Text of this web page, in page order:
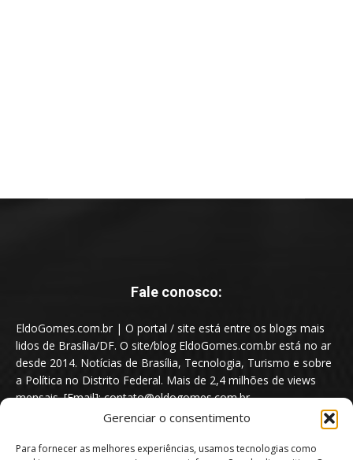
Gerenciar o consentimento
Para fornecer as melhores experiências, usamos tecnologias como
Fale conosco:
EldoGomes.com.br | O portal / site está entre os blogs mais
lidos de Brasília/DF. O site/blog EldoGomes.com.br está no ar
desde 2014. Notícias de Brasília, Tecnologia, Turismo e sobre
a Política no Distrito Federal. Mais de 2,4 milhões de views
mensais. [Email]: contato@eldogomes.com.br